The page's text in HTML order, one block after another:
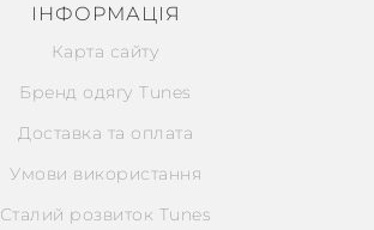
ІНФОРМАЦІЯ
Карта сайту
Бренд одягу Tunes
Доставка та оплата
Умови використання
Сталий розвиток Tunes